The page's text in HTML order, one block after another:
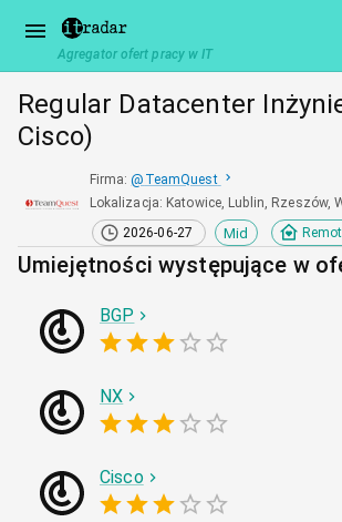
Agregator ofert pracy w IT
Regular Datacenter
Cisco)
Firma: @ TeamQuest
Lokalizacja: Katowice, Lublin, Rzeszów,
2026-06-27
Mid
Umiejętności występujące w
BGP
NX
Cisco